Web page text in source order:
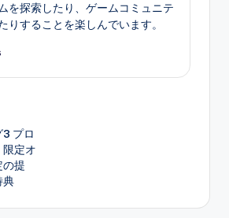
を探索したり、ゲームコミュニテ
りすることを楽しんでいます。
プロ
定オ
の提
典